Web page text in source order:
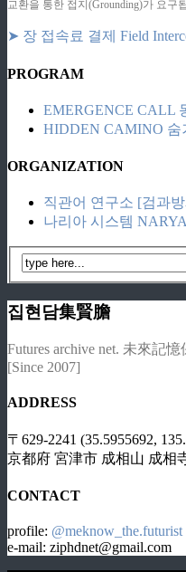
교환을 통한 접지(Grounding)가 요구
➤ 장 접속료 결제 Field
PROGRAM
EMERGENCE CALL
HIDDEN CAMINO 숨
ORGANIZATION
직관어 연구소 [검과
나리아 시스템
집현담集賢膽
Futures archive net. 未來記
[Since 2007]
ADDRESS
〒629-2241 (35.5955692,
京都府 宮津市 成相山 成相
CONTACT
profile: @meknow_the.futurist
e-mail: ziphdnet@gmail.com